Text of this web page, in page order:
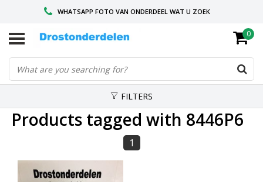
WHATSAPP FOTO VAN ONDERDEEL WAT U ZOEK
VOOR 16.00 BESTELD, VANDAAG VERZONDEN
GESPECIALISEERD PEUGEOT
0
FILTERS
Products tagged with 8446P6
1